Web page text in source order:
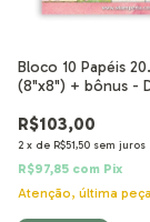
Bloco 10 Papéis
(8"x8") + bônus -
R$103,00
2 x de R$51,50 sem juros
R$97,85 com Pix
Atenção, última